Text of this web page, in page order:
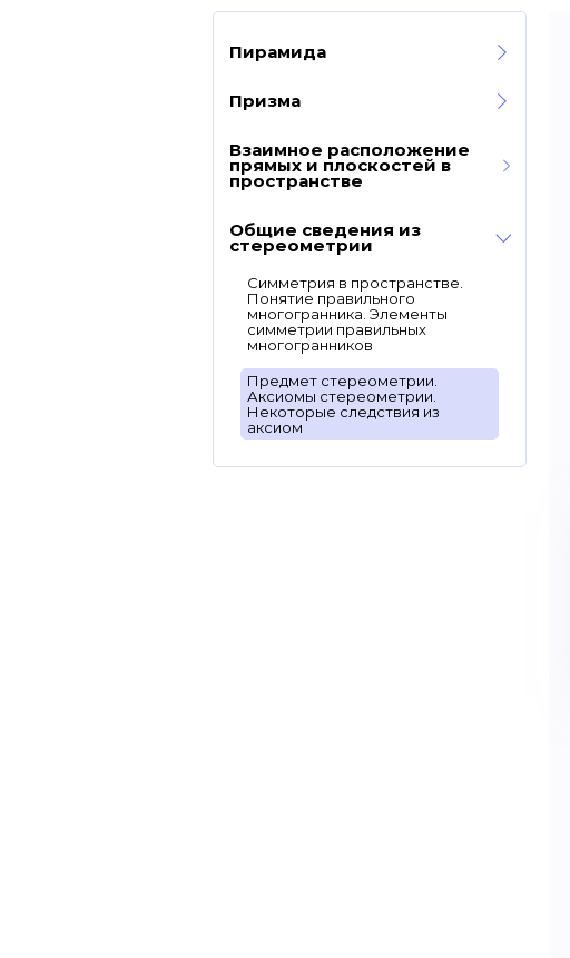
Пирамида
Призма
Взаимное расположение
прямых и плоскостей в
пространстве
Общие сведения из
стереометрии
Симметрия в пространстве.
Понятие правильного
многогранника. Элементы
симметрии правильных
многогранников
Предмет стереометрии.
Аксиомы стереометрии.
Некоторые следствия из
аксиом